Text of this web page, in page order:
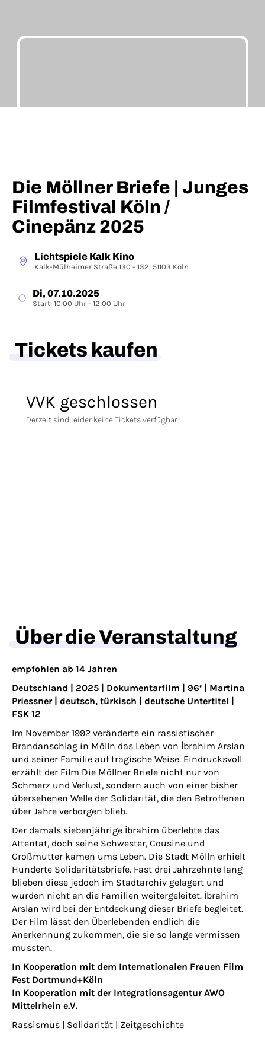
Die Möllner Briefe | Junges
Filmfestival Köln /
Cinepänz 2025
Lichtspiele Kalk Kino
Kalk-Mülheimer Straße 130 - 132, 51103 Köln
Di, 07.10.2025
Start: 10:00 Uhr - 12:00 Uhr
Tickets kaufen
VVK geschlossen
Derzeit sind leider keine Tickets verfügbar.
Über die Veranstaltung
empfohlen ab 14 Jahren
Deutschland | 2025 | Dokumentarfilm | 96‘ | Martina
Priessner | deutsch, türkisch | deutsche Untertitel |
FSK 12
Im November 1992 veränderte ein rassistischer
Brandanschlag in Mölln das Leben von İbrahim Arslan
und seiner Familie auf tragische Weise. Eindrucksvoll
erzählt der Film Die Möllner Briefe nicht nur von
Schmerz und Verlust, sondern auch von einer bisher
übersehenen Welle der Solidarität, die den Betroffenen
über Jahre verborgen blieb.
Der damals siebenjährige İbrahim überlebte das
Attentat, doch seine Schwester, Cousine und
Großmutter kamen ums Leben. Die Stadt Mölln erhielt
Hunderte Solidaritätsbriefe. Fast drei Jahrzehnte lang
blieben diese jedoch im Stadtarchiv gelagert und
wurden nicht an die Familien weitergeleitet. İbrahim
Arslan wird bei der Entdeckung dieser Briefe begleitet.
Der Film lässt den Überlebenden endlich die
Anerkennung zukommen, die sie so lange vermissen
mussten.
In Kooperation mit dem Internationalen Frauen Film
Fest Dortmund+Köln
In Kooperation mit der Integrationsagentur AWO
Mittelrhein e.V.
Rassismus | Solidarität | Zeitgeschichte